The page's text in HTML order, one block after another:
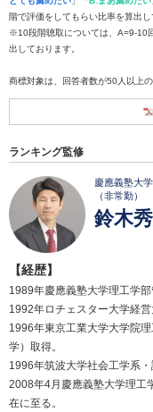
階で評価をしてもらい比率を算出し
※10段階聴取については、A=9-10
出しております。
商標対象は、回答者数が50人以上の
ランキング監修
慶應義塾大
（非常勤）
鈴木
【経歴】
1989年慶應義塾大学理工学部
1992年ロチェスター大学経営
1996年東京工業大学大学院
学）取得。
1996年筑波大学社会工学系
2008年4月慶應義塾大学理工
在に至る。